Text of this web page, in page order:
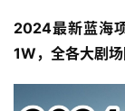
2024最新蓝海
1W，全各大剧场